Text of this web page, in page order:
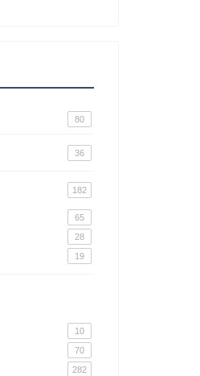
80
36
182
65
28
19
10
70
282